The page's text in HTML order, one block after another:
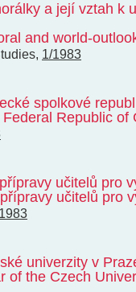
a její vztah k
and world-
, 1/1983
spolkové
Republic of
učitelů pro
učitelů pro
univerzity v
of the Czech